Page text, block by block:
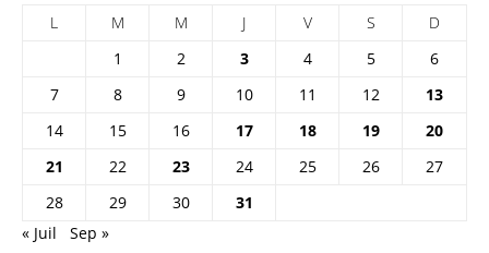
L
M M J V S
D
1
2 3 4 5
6
7
8 9 10 11 12
13
14
15 16 17 18 19
20
21
22 23 24 25 26
27
28
29 30
31
« Juil
Sep »